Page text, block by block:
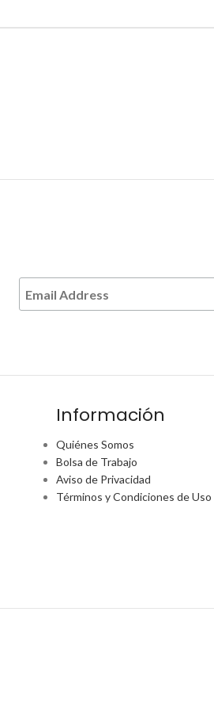
Información
Quiénes Somos
Bolsa de Trabajo
Aviso de Privacidad
Términos y Condiciones de Uso